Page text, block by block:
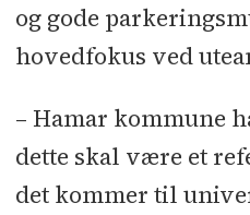
og gode
hovedfokus ved
– Hamar kommune
dette skal være et
det kommer til